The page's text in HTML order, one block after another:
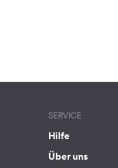
SERVICE
Hilfe
Über uns